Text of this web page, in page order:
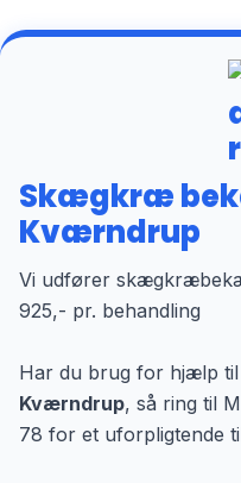
Skægkræ
Kværndrup
Vi udfører
925,- pr. behandling
Har du brug for hjælp til
Kværndrup, så ring til
78 for et uforpligtende